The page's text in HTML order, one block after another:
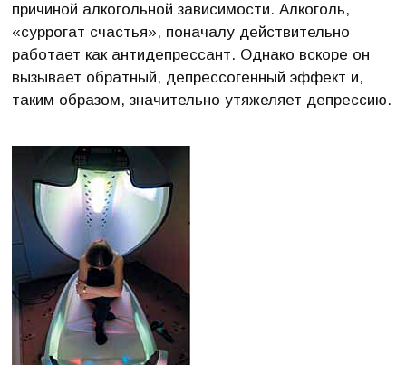
причиной алкогольной зависимости. Алкоголь,
«суррогат счастья», поначалу действительно
работает как антидепрессант. Однако вскоре он
вызывает обратный, депрессогенный эффект и,
таким образом, значительно утяжеляет депрессию.